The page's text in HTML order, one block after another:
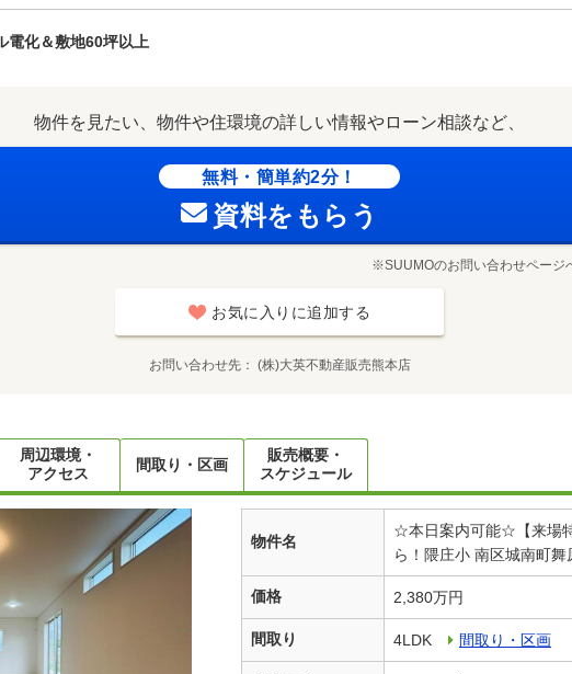
電化＆敷地60坪以上
物件を見たい、物件や住環境の詳しい情報やローン相談など、
無料・簡単約2分！
資料をもらう
※SUUMOのお問い合わせページ
お気に入りに追加する
お問い合わせ先 (株)大英不動産販売熊本店
周辺環境・
アクセス
間取り・区画
販売概要・
スケジュール
物件名
☆本日案内可能☆【来場
ら！隈庄小 南区城南町舞
価格 2,380万円
間取り 4LDK 間取り・区画